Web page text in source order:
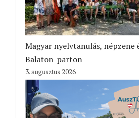
Magyar nyelvtanulás, népzene
Balaton-parton
3. augusztus 2026